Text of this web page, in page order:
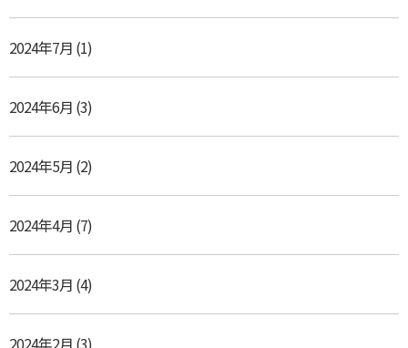
2024年7月 (1)
2024年6月 (3)
2024年5月 (2)
2024年4月 (7)
2024年3月 (4)
2024年2月 (3)